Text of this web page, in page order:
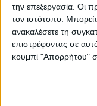
την επεξεργασία. Οι
τον ιστότοπο.
ανακαλέσετε τη
επιστρέφοντας σε
κουμπί "Απορρήτου"
Χρυσό Μενταγιόν
110594KAL
€ 125,00